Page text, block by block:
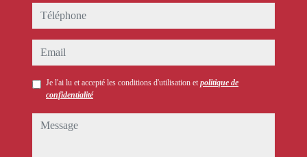
téléphone
email
Je l'ai lu et accepté les conditions d'utilisation et politique de
confidentialité
message